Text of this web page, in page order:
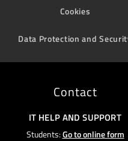
Cookies
Data Protection and
Contact
IT HELP AND SUPPORT
Students:Go to online form